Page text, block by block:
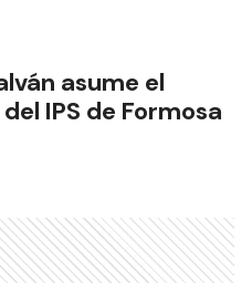
asume el
IPS de Formosa